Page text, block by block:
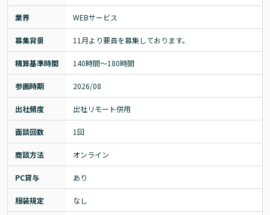
業界 WEBサービス
募集背景 11月より要員を募集しております。
精算基準時間 140時間〜180時間
参画時期 2026/08
出社頻度 出社リモート併用
面談回数 1回
商談方法 オンライン
PC貸与 あり
服装規定 なし